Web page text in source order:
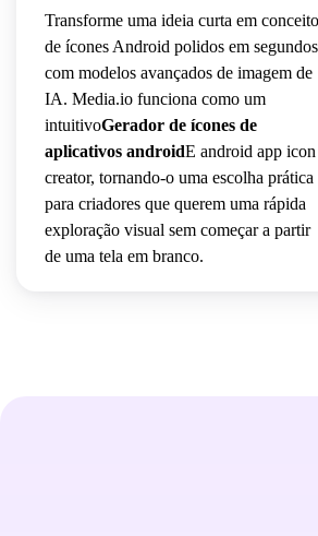
Transforme uma ideia curta em
de ícones Android polidos em segundos
com modelos avançados de imagem de
IA. Media.io funciona como um
intuitivoGerador de ícones de
aplicativos androidE android app icon
creator, tornando-o uma escolha prática
para criadores que querem uma rápida
exploração visual sem começar a partir
de uma tela em branco.